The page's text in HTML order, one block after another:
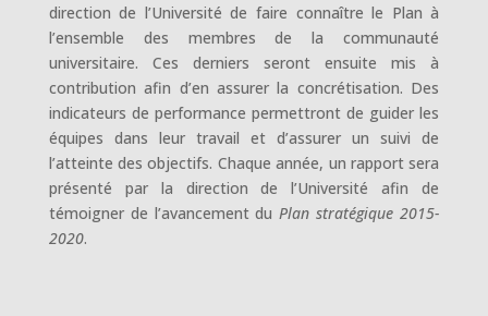
direction de l’Université de faire connaître le Plan à
l’ensemble des membres de la communauté
universitaire. Ces derniers seront ensuite mis à
contribution afin d’en assurer la concrétisation. Des
indicateurs de performance permettront de guider les
équipes dans leur travail et d’assurer un suivi de
l’atteinte des objectifs. Chaque année, un rapport sera
présenté par la direction de l’Université afin de
témoigner de l’avancement du Plan stratégique 2015-
2020.